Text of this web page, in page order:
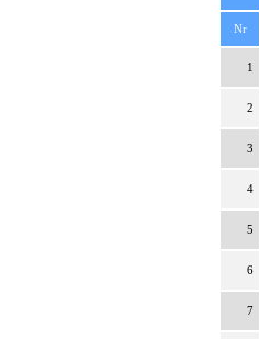
Nr
1
2
3
4
5
6
7